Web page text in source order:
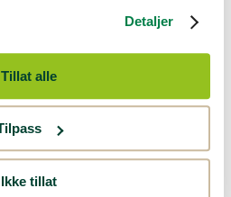
Detaljer
Tillat alle
Ikke tillat
av praktisk utstyr, reparasjon og
fritid, kjæledyr og landbruk.
nyhetsbrev.
- Fredag kl. 08-15